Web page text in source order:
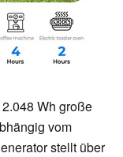
Wh große
vom
stellt über